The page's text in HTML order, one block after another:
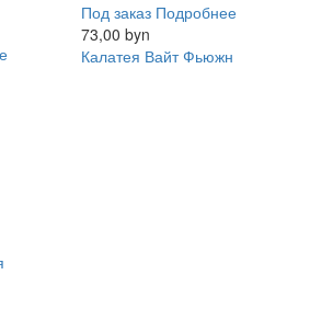
Под заказ Подробнее
73,00 byn
Калатея Вайт Фьюжн